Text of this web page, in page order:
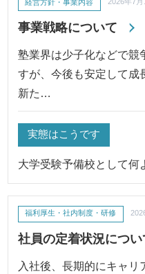
事業戦略について
経営方針・事業内容 2026年7
塾業界は少子化などで競
すが、今後も安定して成
新た…
実態はこうです
大学受験予備校として
社員の定着状況につい
福利厚生・社内制度・研修
入社後、長期的にキャリ